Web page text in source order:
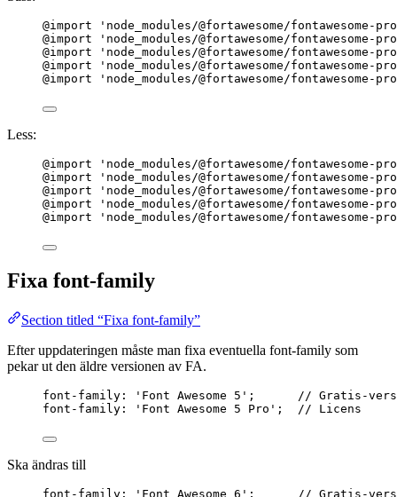
@import ' node_modules/@fortawesome/fontawesome-
@import
' node_modules/@fortawesome/
@import
' node_modules/@fortawesome/fontawesome-
@import
' node_modules/@fortawesome/
@import
' node_modules/@fortawesome/fontawesome-
Less:
@import ' node_modules/@fortawesome/fontawesome-
@import
' node_modules/@fortawesome/
@import
' node_modules/@fortawesome/fontawesome-
@import
' node_modules/@fortawesome/
@import
' node_modules/@fortawesome/
Fixa font-family
Section titled “Fixa font-family”
Efter uppdateringen måste man fixa eventuella font-family som
pekar ut den äldre versionen av FA.
font-family: ' Font Awesome 5'; // Gratis-
font-family: ' Font Awesome 5 Pro'; // Licens
Ska ändras till
font-family: ' Font Awesome 6'; // Gratis-